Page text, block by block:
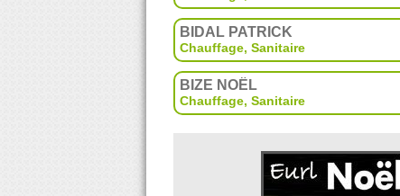
BIDAL PATRICK
Chauffage, Sanitaire
BIZE NOËL
Chauffage, Sanitaire